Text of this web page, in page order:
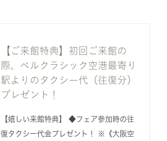
【ご来館特典】初回ご来館の
際、ベルクラシック空港最寄り
駅よりのタクシー代（往復分）
プレゼント！
【嬉しい来館特典】 ◆フェア参加時の往
復タクシー代金プレゼント！ ※《大阪空